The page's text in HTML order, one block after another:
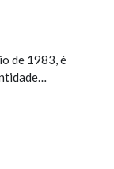
de 1983, é